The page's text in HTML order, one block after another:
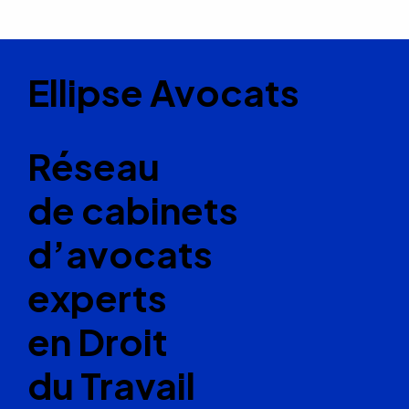
Ellipse Avocats
Réseau
de cabinets
d’avocats
experts
en Droit
du Travail